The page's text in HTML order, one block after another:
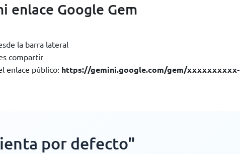
enlace Google Gem
la barra lateral
compartir
enlace público: https://gemini.google.com/gem/xxxxxxxxxx-
por defecto"